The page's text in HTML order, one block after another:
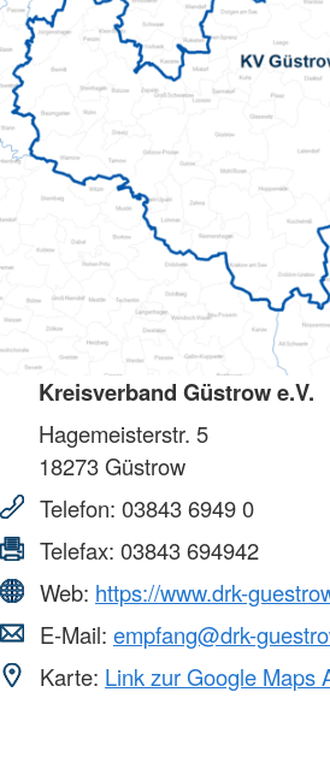
Kreisverband Güstrow e.V.
Hagemeisterstr. 5
18273Güstrow
Telefon: 03843 6949 0
Telefax: 03843 694942
Web: https://www.drk-
E-Mail: empfang@drk-
Karte: Link zur Google Maps